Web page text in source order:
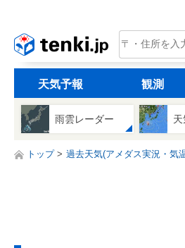
tenki.jp
天気予報 観測
雨雲レーダー 天
トップ 過去天気(アメダス実況・気